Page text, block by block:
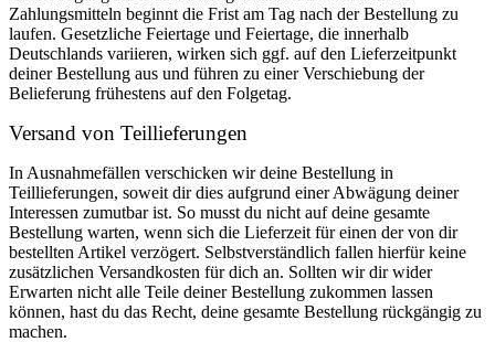
Zahlungsmitteln beginnt die Frist am Tag nach der Bestellung zu
laufen. Gesetzliche Feiertage und Feiertage, die innerhalb
Deutschlands variieren, wirken sich ggf. auf den Lieferzeitpunkt
deiner Bestellung aus und führen zu einer Verschiebung der
Belieferung frühestens auf den Folgetag.
Versand von Teillieferungen
In Ausnahmefällen verschicken wir deine Bestellung in
Teillieferungen, soweit dir dies aufgrund einer Abwägung deiner
Interessen zumutbar ist. So musst du nicht auf deine gesamte
Bestellung warten, wenn sich die Lieferzeit für einen der von dir
bestellten Artikel verzögert. Selbstverständlich fallen hierfür keine
zusätzlichen Versandkosten für dich an. Sollten wir dir wider
Erwarten nicht alle Teile deiner Bestellung zukommen lassen
können, hast du das Recht, deine gesamte Bestellung rückgängig zu
machen.